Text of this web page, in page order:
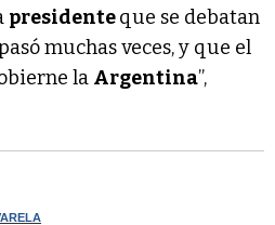
presidenteque se debatan
muchas veces, y que el
la Argentina”,